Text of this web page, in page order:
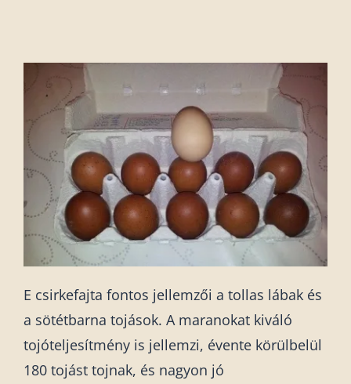
E csirkefajta fontos jellemzői a tollas lábak és
a sötétbarna tojások. A maranokat kiváló
tojóteljesítmény is jellemzi, évente körülbelül
180 tojást tojnak, és nagyon jó